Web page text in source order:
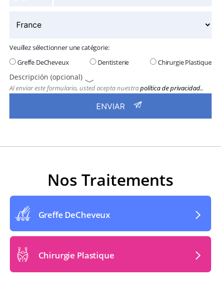
Veuillez sélectionner une catégorie:
Greffe DeCheveux
Dentisterie Chirurgie Plastique
Descripción (opcional)
Al enviar este formulario, usted acepta nuestrapolítica de privacidad..
Nos Traitements
Greffe DeCheveux
Chirurgie Plastique